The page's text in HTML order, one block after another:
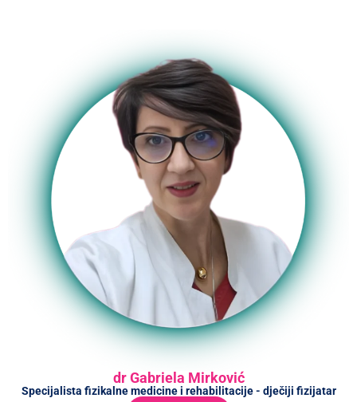
dr Gabriela Mirković
Specijalista fizikalne medicine i rehabilitacije - dječiji fizijatar